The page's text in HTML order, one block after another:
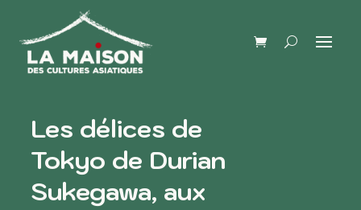
Les délices de
Tokyo de Durian
Sukegawa, aux